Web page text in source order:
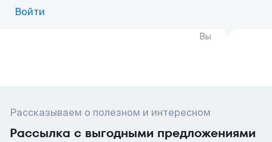
Войти
Вы
Рассказываем о полезном и интересном
Рассылка с выгодными предложениями